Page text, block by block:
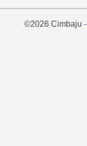
©2026 Cimbaju -